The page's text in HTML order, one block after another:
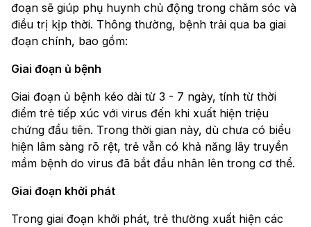
đoạn sẽ giúp phụ huynh chủ động trong chăm sóc và
điều trị kịp thời. Thông thường, bệnh trải qua ba giai
đoạn chính, bao gồm:
Giai đoạn ủ bệnh
Giai đoạn ủ bệnh kéo dài từ 3 - 7 ngày, tính từ thời
điểm trẻ tiếp xúc với virus đến khi xuất hiện triệu
chứng đầu tiên. Trong thời gian này, dù chưa có biểu
hiện lâm sàng rõ rệt, trẻ vẫn có khả năng lây truyền
mầm bệnh do virus đã bắt đầu nhân lên trong cơ thể.
Giai đoạn khởi phát
Trong giai đoạn khởi phát, trẻ thường xuất hiện các